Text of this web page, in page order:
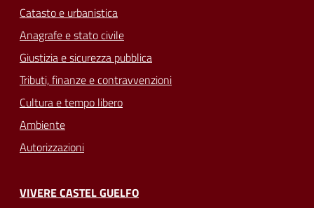
Catasto e urbanistica
Anagrafe e stato civile
Giustizia e sicurezza pubblica
Tributi, finanze e contravvenzioni
Cultura e tempo libero
Ambiente
Autorizzazioni
VIVERE CASTEL GUELFO